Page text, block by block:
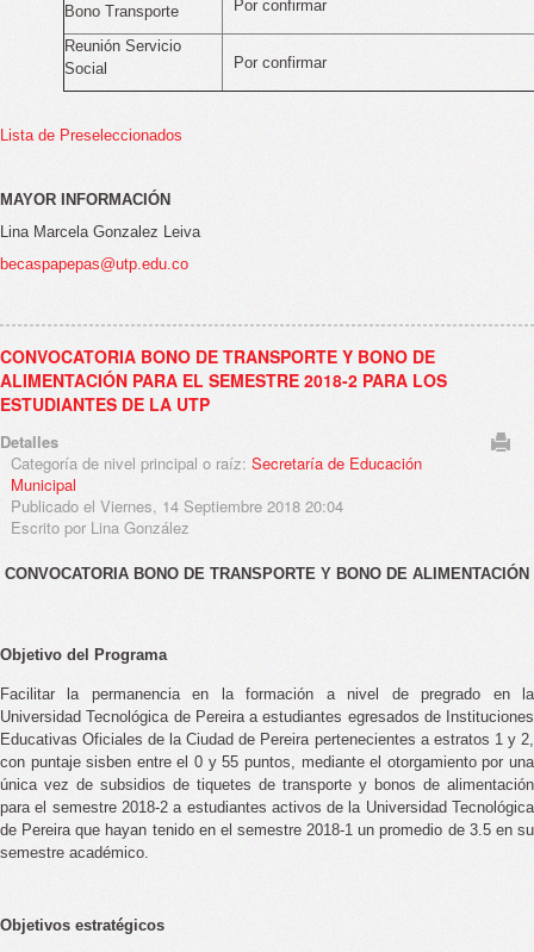
Bono Transporte Por confirmar
Reunión Servicio
Social
Por confirmar
Lista de Preseleccionados
MAYOR INFORMACIÓN
Lina Marcela Gonzalez Leiva
becaspapepas@utp.edu.co
CONVOCATORIA BONO DE TRANSPORTE Y BONO DE
ALIMENTACIÓN PARA EL SEMESTRE 2018-2 PARA LOS
ESTUDIANTES DE LA UTP
Detalles
Categoría de nivel principal o raíz: Secretaría de Educación
Municipal
Publicado el Viernes, 14 Septiembre 2018 20:04
Escrito por Lina González
CONVOCATORIA BONO DE TRANSPORTE Y BONO DE ALIMENTACIÓN
Objetivo del Programa
Facilitar la permanencia en la formación a nivel de pregrado en la
Universidad Tecnológica de Pereira a estudiantes egresados de Instituciones
Educativas Oficiales de la Ciudad de Pereira pertenecientes a estratos 1 y 2,
con puntaje sisben entre el 0 y 55 puntos, mediante el otorgamiento por una
única vez de subsidios de tiquetes de transporte y bonos de alimentación
para el semestre 2018-2 a estudiantes activos de la Universidad Tecnológica
de Pereira que hayan tenido en el semestre 2018-1 un promedio de 3.5 en su
semestre académico.
Objetivos estratégicos